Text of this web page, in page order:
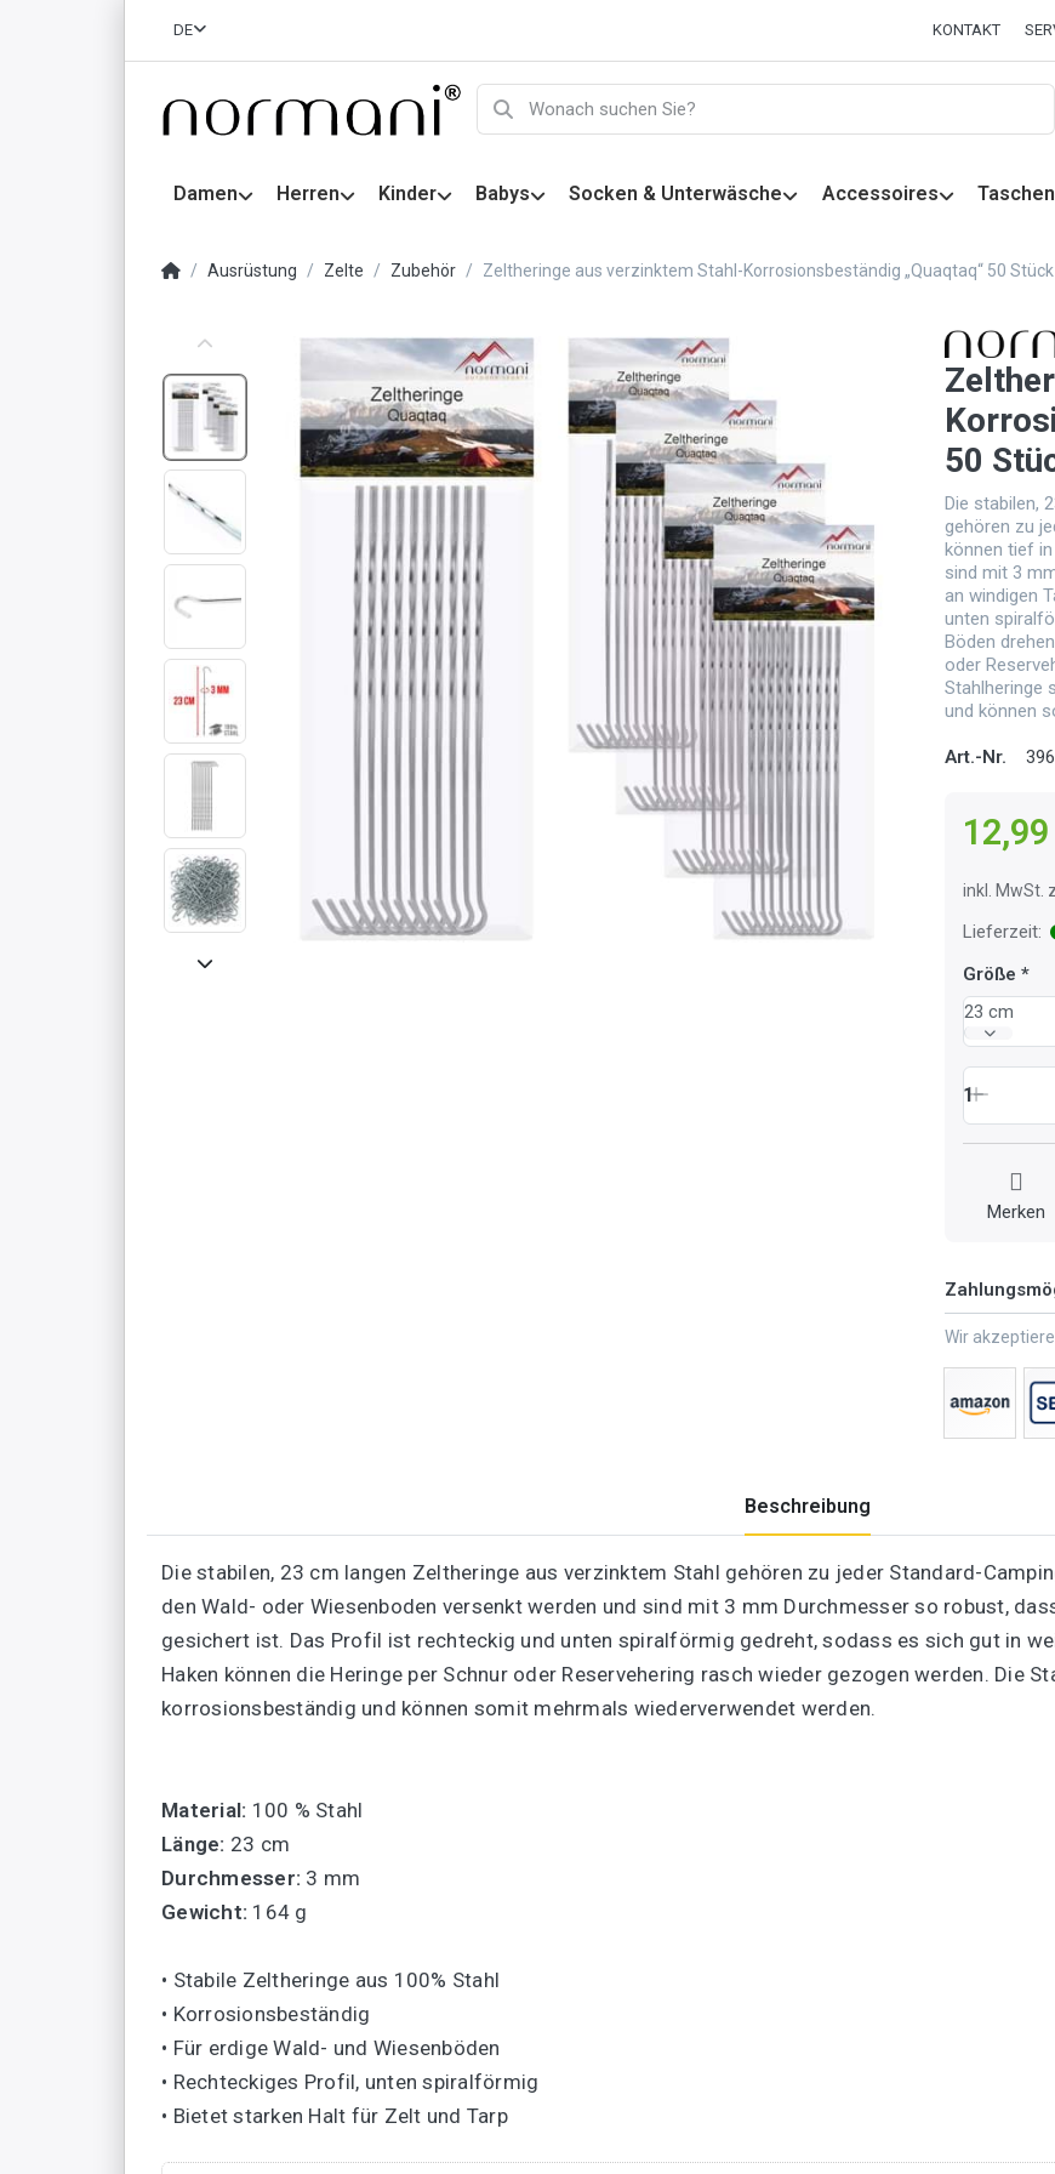
DE KONTAKT
Damen Herren Kinder Babys Socken & Unterwäsche Accessoires Taschen
Ausrüstung Zelte Zubehör Zeltheringe aus verzinktem Stahl-Korrosionsbeständig „Quaqtaq“ 50 Stück
50
Die stabilen,
gehören zu
können tief
sind mit 3
an windigen
unten
Böden
oder
Stahlheringe
und können
Art.-Nr.
inkl. MwSt.
Lieferzeit:
Größe
23 cm
1
Merken
Wir
Beschreibung
Die stabilen, 23 cm langen Zeltheringe aus verzinktem Stahl gehören zu jeder Standard-
den Wald- oder Wiesenboden versenkt werden und sind mit 3 mm Durchmesser so robust,
gesichert ist. Das Profil ist rechteckig und unten spiralförmig gedreht, sodass es sich gut in
Haken können die Heringe per Schnur oder Reservehering rasch wieder gezogen werden. Die
korrosionsbeständig und können somit mehrmals wiederverwendet werden.
Material: 100 % Stahl
Länge: 23 cm
Durchmesser: 3 mm
Gewicht: 164 g
• Stabile Zeltheringe aus 100% Stahl
• Korrosionsbeständig
• Für erdige Wald- und Wiesenböden
• Rechteckiges Profil, unten spiralförmig
• Bietet starken Halt für Zelt und Tarp